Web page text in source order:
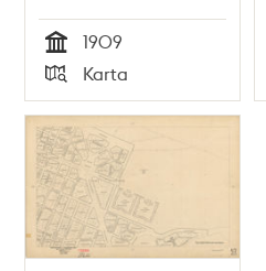
Tid
1909
Typ
Karta